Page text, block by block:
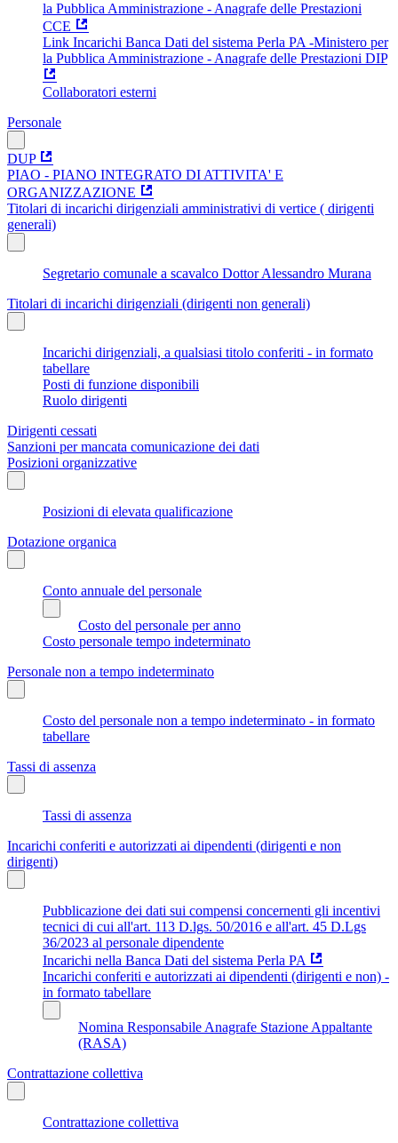
la Pubblica Amministrazione - Anagrafe delle Prestazioni
CCE
Link Incarichi Banca Dati del sistema Perla PA -Ministero per
la Pubblica Amministrazione - Anagrafe delle Prestazioni DIP
Collaboratori esterni
Personale
DUP
PIAO - PIANO INTEGRATO DI ATTIVITA' E
ORGANIZZAZIONE
Titolari di incarichi dirigenziali amministrativi di vertice ( dirigenti
generali)
Segretario comunale a scavalco Dottor Alessandro Murana
Titolari di incarichi dirigenziali (dirigenti non generali)
Incarichi dirigenziali, a qualsiasi titolo conferiti - in formato
tabellare
Posti di funzione disponibili
Ruolo dirigenti
Dirigenti cessati
Sanzioni per mancata comunicazione dei dati
Posizioni organizzative
Posizioni di elevata qualificazione
Dotazione organica
Conto annuale del personale
Costo del personale per anno
Costo personale tempo indeterminato
Personale non a tempo indeterminato
Costo del personale non a tempo indeterminato - in formato
tabellare
Tassi di assenza
Tassi di assenza
Incarichi conferiti e autorizzati ai dipendenti (dirigenti e non
dirigenti)
Pubblicazione dei dati sui compensi concernenti gli incentivi
tecnici di cui all'art. 113 D.lgs. 50/2016 e all'art. 45 D.Lgs
36/2023 al personale dipendente
Incarichi nella Banca Dati del sistema Perla PA
Incarichi conferiti e autorizzati ai dipendenti (dirigenti e non) -
in formato tabellare
Nomina Responsabile Anagrafe Stazione Appaltante
(RASA)
Contrattazione collettiva
Contrattazione collettiva